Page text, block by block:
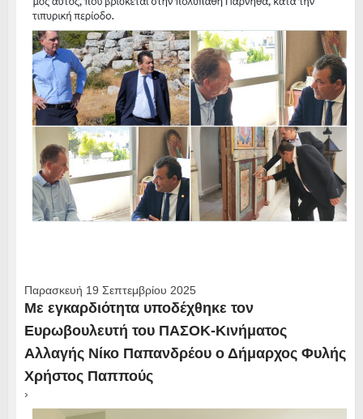
Παρασκευή 19 Σεπτεμβρίου 2025
Με εγκαρδιότητα υποδέχθηκε τον
Ευρωβουλευτή του ΠΑΣΟΚ-Κινήματος
Αλλαγής Νίκο Παπανδρέου ο Δήμαρχος Φυλής
Χρήστος Παππούς
›